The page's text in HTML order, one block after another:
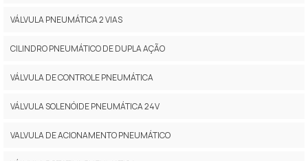
VÁLVULA PNEUMÁTICA 2 VIAS
CILINDRO PNEUMÁTICO DE DUPLA AÇÃO
VÁLVULA DE CONTROLE PNEUMÁTICA
VÁLVULA SOLENÓIDE PNEUMÁTICA 24V
VALVULA DE ACIONAMENTO PNEUMÁTICO